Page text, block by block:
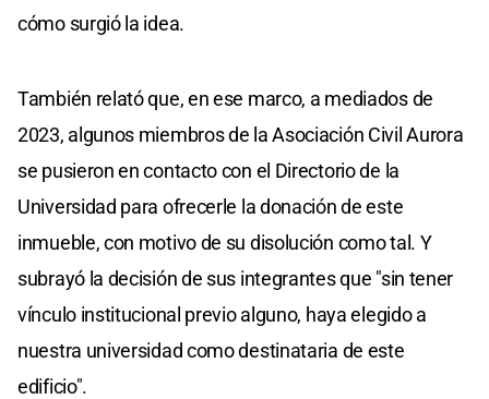
cómo surgió la idea.
También relató que, en ese marco, a mediados de
2023, algunos miembros de la Asociación Civil Aurora
se pusieron en contacto con el Directorio de la
Universidad para ofrecerle la donación de este
inmueble, con motivo de su disolución como tal. Y
subrayó la decisión de sus integrantes que "sin tener
vínculo institucional previo alguno, haya elegido a
nuestra universidad como destinataria de este
edificio".